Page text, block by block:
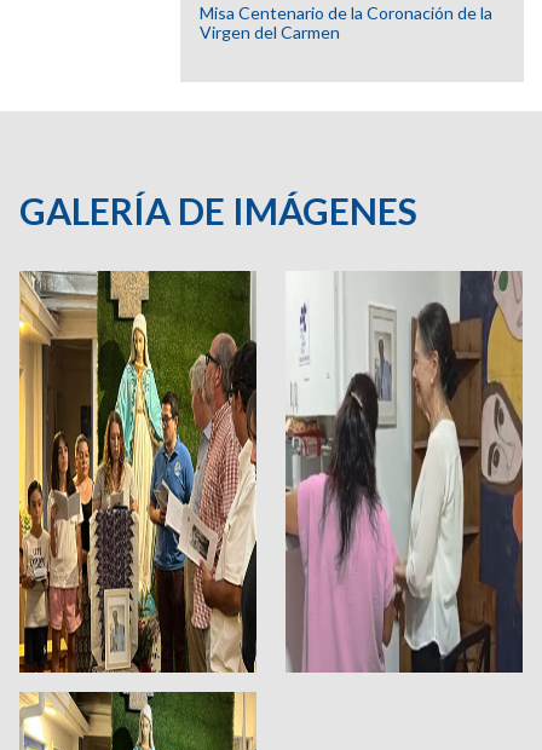
Misa Centenario de la Coronación de la
Virgen del Carmen
GALERÍA DE IMÁGENES